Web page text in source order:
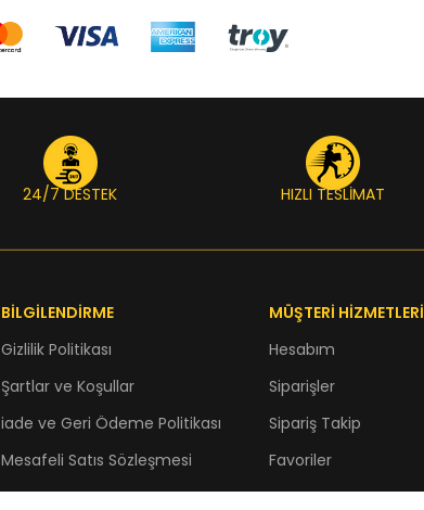
24/7 DESTEK HIZLI TESLİMAT
BİLGİLENDİRME
Gizlilik Politikası
Şartlar ve Koşullar
iade ve Geri Ödeme Politikası
Mesafeli Satıs Sözleşmesi
MÜŞTERİ HİZMETLERİ
Hesabım
Siparişler
Sipariş Takip
Favoriler